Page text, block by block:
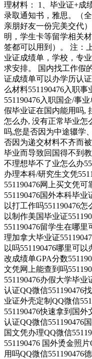
理材料： 1、毕业证+成
录取通知书，雅思。（
亲朋好友一份完美交代
明，学生卡等留学相关
签都可以用到）。 注：
业证成绩单，学校，专
求安排。 国内找工作假
证成绩单可以办学历认
么材料551190476入职
551190476入职国企/事
假毕业证在国内能用吗,
怎么办, 没有正常毕业怎
吗,您是否因为中途辍学
否因为递交材料不齐而
毕业而导致回国得不到
不理想毕不了业怎么办
办理本科/研究生文凭
551190476网上买文凭
551190476国外本科毕
以打工作吗551190476
以制作美国毕业证
551190476留学生在哪
理加拿大毕业证
以吗551190476哪里可
改成绩单GPA分数
文凭网上能查到吗
551190476办假大学毕
认证QQ微信551190476
业证外壳定制QQ微信
551190476快速拿到国
认证QQ微信551190476
国文凭办理QQ微信
551190476 国外烫金照
用吗QQ微信551190476